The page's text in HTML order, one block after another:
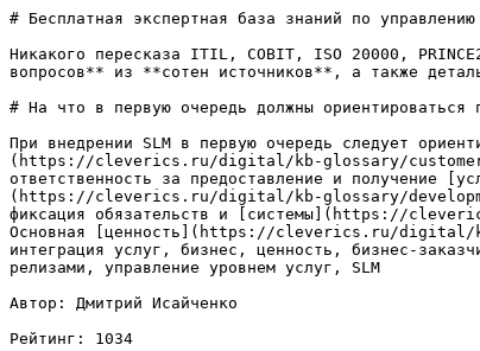
# Бесплатная экспертная база знаний по
Никакого пересказа ITIL, COBIT, ISO 20000,
вопросов** из **сотен источников**, а также
# На что в первую очередь должны ориентироваться
При внедрении SLM в первую очередь следует
(https://cleverics.ru/digital/kb-glossary/
ответственность за предоставление и
(https://cleverics.ru/digital/kb-glossary/
фиксация обязательств и [системы](https://
Основная [ценность](https://cleverics.ru/digital/kb-
интеграция услуг, бизнес, ценность, бизнес-
релизами, управление уровнем услуг, SLM
Автор: Дмитрий Исайченко
Рейтинг: 1034